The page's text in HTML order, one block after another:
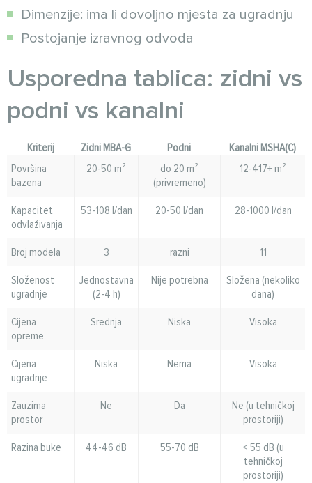
Dimenzije: ima li dovoljno mjesta za ugradnju
Postojanje izravnog odvoda
Usporedna tablica: zidni vs
podni vs kanalni
Kriterij Zidni MBA-G Podni
Kanalni MSHA(C)
Površina
bazena
20-50 m²
do 20 m²
(privremeno)
12-417+ m²
Kapacitet
odvlaživanja
53-108 l/dan 20-50 l/dan 28-1000 l/dan
Broj modela 3 razni
11
Složenost
ugradnje
Jednostavna
(2-4 h)
Nije potrebna
Složena (nekoliko
dana)
Cijena
opreme
Srednja Niska Visoka
Cijena
ugradnje
Niska Nema Visoka
Zauzima
prostor
Ne Da
Ne (u tehničkoj
prostoriji)
Razina buke
44-46 dB 55-70 dB
< 55 dB (u
tehničkoj
prostoriji)